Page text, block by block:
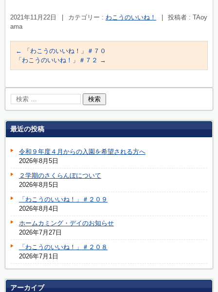
2021年11月22日 カテゴリー : わこうのいいね！
投稿者 : TAoy
ama
←
「わこうのいいね！」＃７０
「わこうのいいね！」＃７２ →
最近の投稿
令和９年度４月からの入園を希望される方へ
2026年8月5日
２学期のさくらんぼについて
2026年8月5日
「わこうのいいね！」＃２０９
2026年8月4日
ホームカミング・デイのお知らせ
2026年7月27日
「わこうのいいね！」＃２０８
2026年7月1日
アーカイブ